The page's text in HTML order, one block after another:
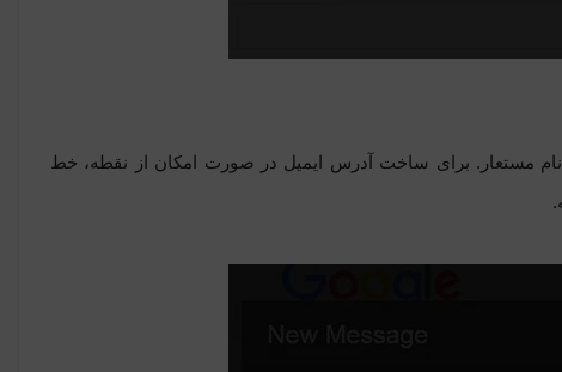
نام مستعار. برای ساخت آدرس ایمیل در صورت امکان از نقطه، خط